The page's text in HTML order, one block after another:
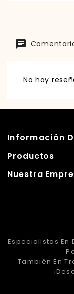
No hay
Información
Productos
Nuestra
Especialistas En
También En